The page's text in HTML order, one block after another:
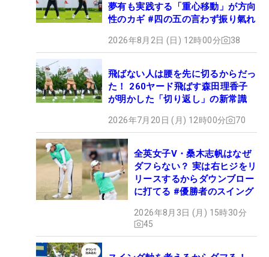
夢有も実践する「重心移動」が方向
性のカギ #四の五の言わず振り氣れ
2026年8月2日 (日) 12時00分 38
飛ばない人は腰を先に切るからだっ
た！ 260ヤード飛ばす森田理香子
が明かした「切り返し」の新常識
2026年7月20日 (月) 12時00分 70
全英女子V・桑木志帆はなぜ
ダフらない？ 実は右ヒジをリ
リースするからダウンブロー
に打てる #優勝者のスイング
2026年8月3日 (月) 15時30分
45